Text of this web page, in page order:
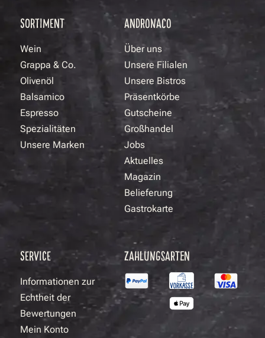
SORTIMENT
Wein
Grappa & Co.
Olivenöl
Balsamico
Espresso
Spezialitäten
Unsere Marken
ANDRONACO
Über uns
Unsere Filialen
Unsere Bistros
Präsentkörbe
Gutscheine
Großhandel
Jobs
Aktuelles
Magazin
Belieferung
Gastrokarte
SERVICE
Informationen zur
Echtheit der
Bewertungen
Mein Konto
ZAHLUNGSARTEN